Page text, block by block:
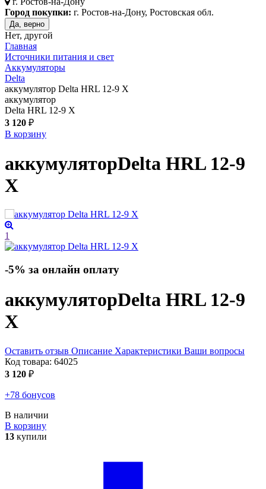
Город покупки: г. Ростов-на-Дону, Ростовская обл.
Да, верно
Нет, другой
Главная
Источники питания и свет
Аккумуляторы
Delta
аккумулятор Delta HRL 12-9 X
аккумулятор
Delta HRL 12-9 X
3 120 ₽
В корзину
аккумуляторDelta HRL 12-9
X
1
-5% за онлайн оплату
аккумуляторDelta HRL 12-9
X
Оставить отзыв Описание Характеристики Ваши вопросы
Код товара: 64025
3 120 ₽
+78 бонусов
В наличии
В корзину
13 купили